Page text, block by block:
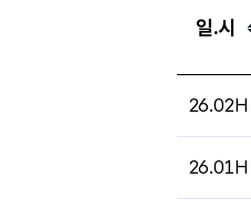
일.시
26.02H
26.01H